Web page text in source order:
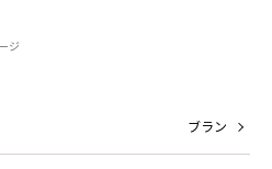
ジ
ブラン